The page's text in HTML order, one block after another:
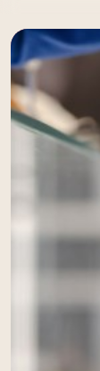
chaînes
(13)
Collection
Charm’s
Afficher